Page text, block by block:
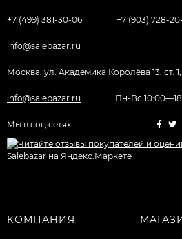
+7 (499) 381-30-06 +7 (903) 728-
info@salebazar.ru
Москва, ул. Академика Королёва 13, ст.
info@salebazar.ru Пн-Вс
Мы в соц.сетях
КОМПАНИЯ